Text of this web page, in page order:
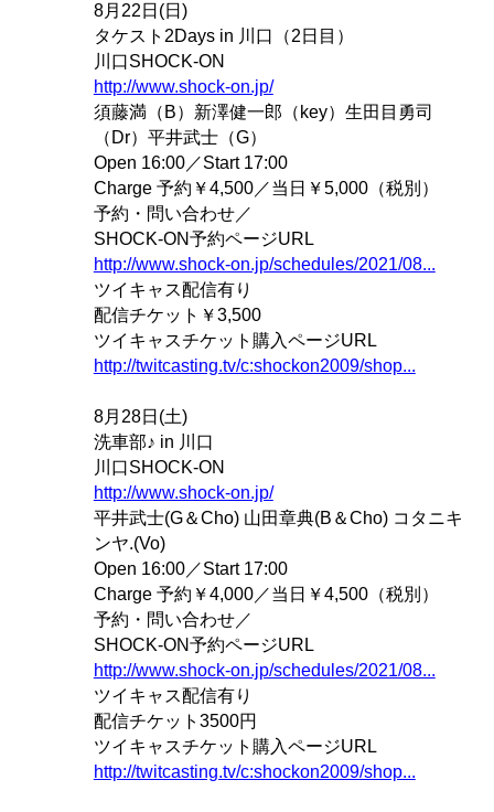
8月22日(日)
タケスト2Days in 川口（2日目）
川口SHOCK-ON
http://www.shock-on.jp/
須藤満（B）新澤健一郎（key）生田目勇司
（Dr）平井武士（G）
Open 16:00／Start 17:00
Charge 予約￥4,500／当日￥5,000（税別）
予約・問い合わせ／
SHOCK-ON予約ページURL
http://www.shock-on.jp/schedules/2021/08...
ツイキャス配信有り
配信チケット￥3,500
ツイキャスチケット購入ページURL
http://twitcasting.tv/c:shockon2009/shop...
8月28日(土)
洗車部♪ in 川口
川口SHOCK-ON
http://www.shock-on.jp/
平井武士(G＆Cho) 山田章典(B＆Cho) コタニキ
ンヤ.(Vo)
Open 16:00／Start 17:00
Charge 予約￥4,000／当日￥4,500（税別）
予約・問い合わせ／
SHOCK-ON予約ページURL
http://www.shock-on.jp/schedules/2021/08...
ツイキャス配信有り
配信チケット3500円
ツイキャスチケット購入ページURL
http://twitcasting.tv/c:shockon2009/shop...